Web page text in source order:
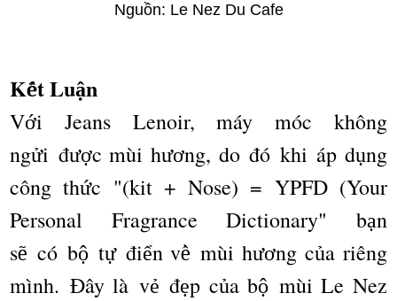
Nguồn: Le Nez Du Cafe
Kết Luận
Với Jeans Lenoir, máy móc không
ngửi được mùi hương, dođó khi áp dụng
công thức "(kit + Nose) = YPFD (Your
Personal Fragrance Dictionary" bạn
sẽ có bộ tựđiển về mùi hương của riêng
mình. Đây là vẻ đẹp của bộ mùi Le Nez